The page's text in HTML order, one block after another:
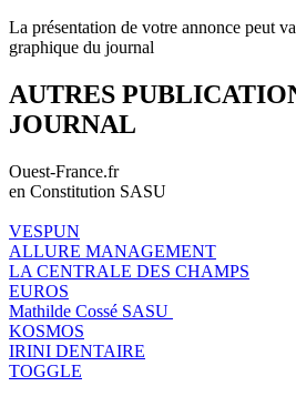
La présentation de votre annonce peut
graphique du journal
AUTRES
JOURNAL
Ouest-France.fr
en Constitution SASU
VESPUN
ALLURE MANAGEMENT
LA CENTRALE DES CHAMPS
EUROS
Mathilde Cossé SASU
KOSMOS
IRINI DENTAIRE
TOGGLE